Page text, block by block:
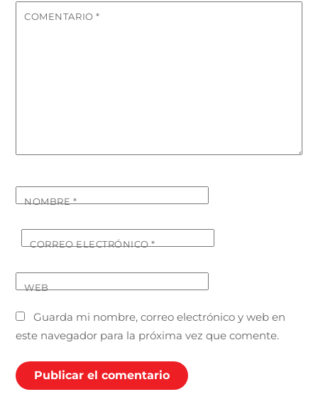
COMENTARIO*
NOMBRE*
CORREO ELECTRÓNICO*
WEB
Guarda mi nombre, correo electrónico y web en
este navegador para la próxima vez que comente.